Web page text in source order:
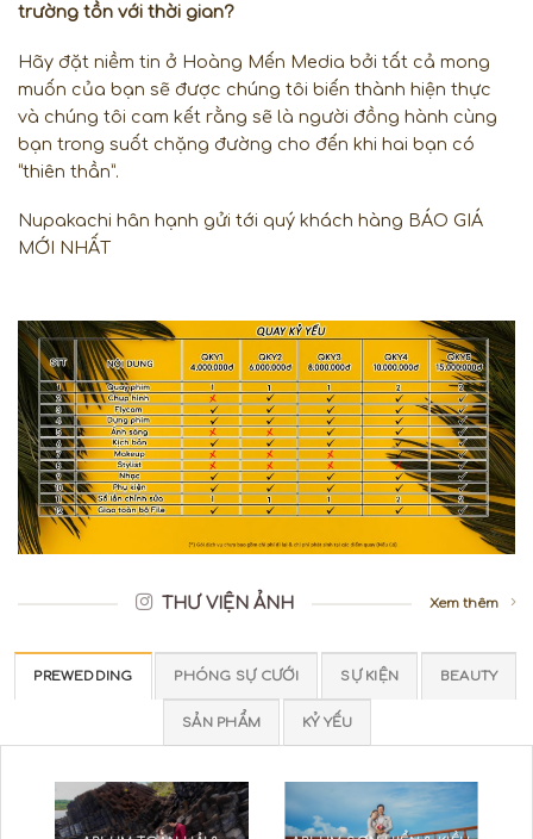
trường tồn với thời gian?
Hãy đặt niềm tin ở Hoàng Mến Media bởi tất cả mong
muốn của bạn sẽ được chúng tôi biến thành hiện thực
và chúng tôi cam kết rằng sẽ là người đồng hành cùng
bạn trong suốt chặng đường cho đến khi hai bạn có
“thiên thần”.
Nupakachi hân hạnh gửi tới quý khách hàng BÁO GIÁ
MỚI NHẤT
THƯ VIỆN ẢNH Xem thêm
PREWEDDING PHÓNG SỰ CƯỚI SỰ KIỆN BEAUTY
SẢN PHẨM KỶ YẾU